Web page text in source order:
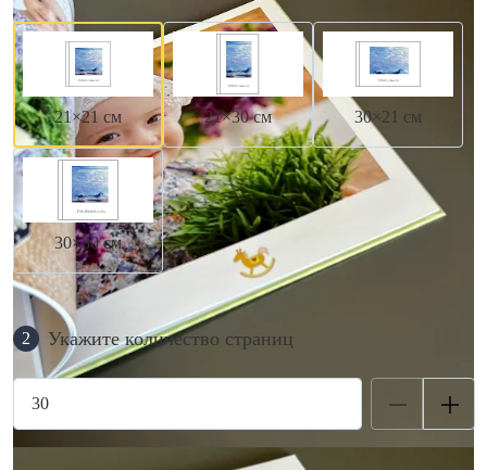
21×21 см 21×30 см 30×21 см
30×30 см
2 Укажите количество страниц